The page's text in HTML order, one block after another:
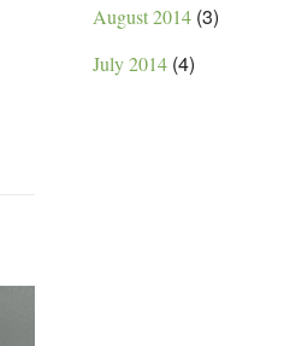
August 2014 (3)
July 2014 (4)